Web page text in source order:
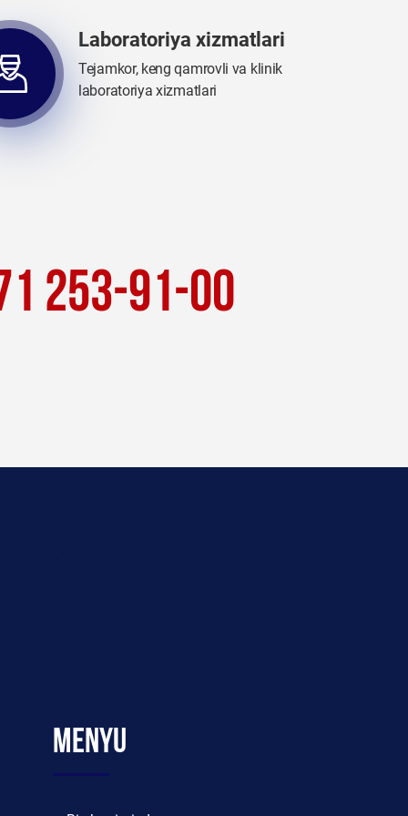
Laboratoriya xizmatlari
Tejamkor, keng qamrovli va klinik
laboratoriya xizmatlari
253-91-00
Menyu